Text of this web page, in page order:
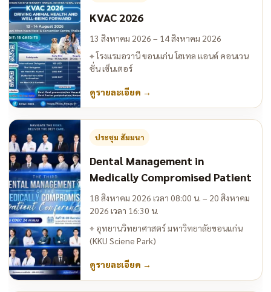
KVAC 2026
13 สิงหาคม 2026 – 14 สิงหาคม 2026
⌖โรงแรมอวานี ขอนแก่น โฮเทล แอนด์ คอนเวน
ชั่น เซ็นเตอร์
ดูรายละเอียด →
ประชุม สัมมนา
Dental Management in
Medically Compromised Patient
18 สิงหาคม 2026 เวลา 08:00 น. – 20 สิงหาคม
2026 เวลา 16:30 น.
⌖ อุทยานวิทยาศาสตร์ มหาวิทยาลัยขอนแก่น
(KKU Sciene Park)
ดูรายละเอียด →